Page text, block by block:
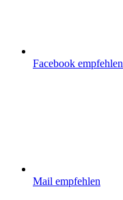
Facebook empfehlen
Mail empfehlen